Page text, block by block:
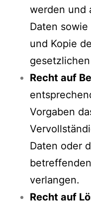
werden und
Daten
und Kopie
Recht auf
Vorgaben
Daten oder
verlangen.
Recht auf